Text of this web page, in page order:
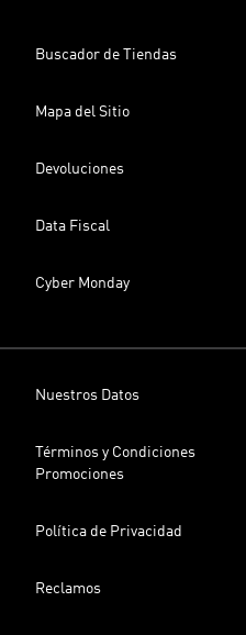
Buscador de Tiendas
Mapa del Sitio
Devoluciones
Data Fiscal
Cyber Monday
Nuestros Datos
Términos y Condiciones
Promociones
Política de Privacidad
Reclamos